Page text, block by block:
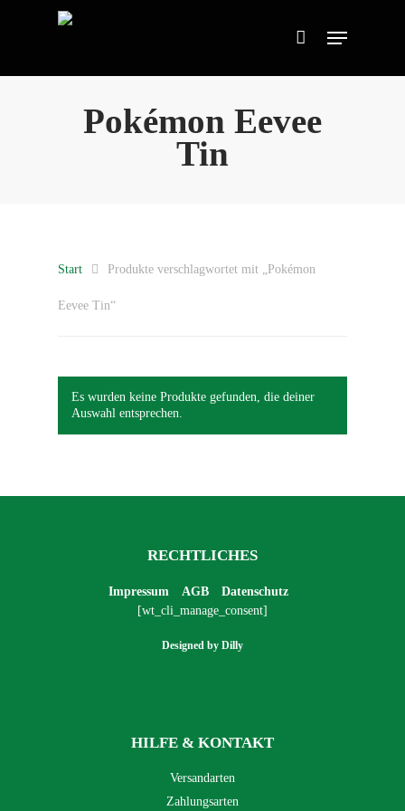
Pokémon Eevee
Tin
Start Produkte verschlagwortet mit „Pokémon
Eevee Tin“
Es wurden keine Produkte gefunden, die deiner
Auswahl entsprechen.
RECHTLICHES
Impressum AGB
Datenschutz
[wt_cli_manage_consent]
Designed by Dilly
HILFE & KONTAKT
Versandarten
Zahlungsarten